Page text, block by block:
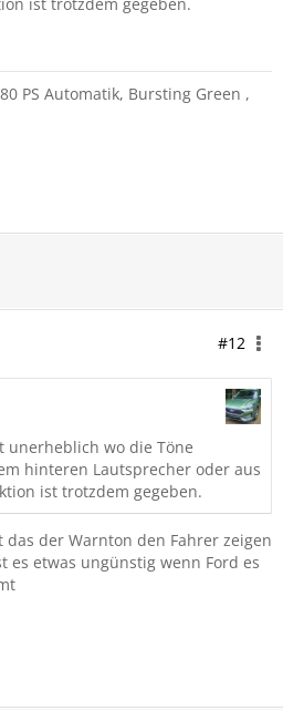
PS Automatik, Bursting Green ,
#12
unerheblich wo die Töne
hinteren Lautsprecher oder aus
ist trotzdem gegeben.
das der Warnton den Fahrer zeigen
es etwas ungünstig wenn Ford es